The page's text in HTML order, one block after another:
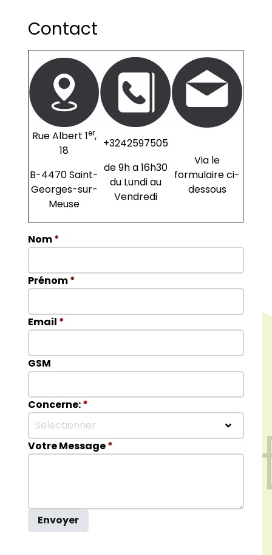
Contact
Rue Albert 1er,
18
B-4470 Saint-
Georges-sur-
Meuse
+3242597505
de 9h a 16h30
du Lundi au
Vendredi
Via le
formulaire ci-
dessous
Nom*
Prénom*
Email *
GSM
Concerne:*
Selectionner
Votre Message*
Envoyer